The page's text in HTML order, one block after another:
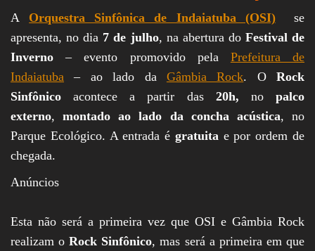
Negócios,
Oportunidades,
A Orquestra Sinfônica de Indaiatuba (OSI)
se
apresenta, no dia 7 de julho, na abertura do Festival de
Inverno – evento promovido pela Prefeitura de
Indaiatuba – ao lado da Gâmbia Rock. O Rock
Sinfônico acontece a partir das20h, nopalco
externo, montado ao lado da concha acústica, no
Parque Ecológico. A entrada é gratuita e por ordem de
chegada.
Anúncios
Esta não será a primeira vez que OSI e Gâmbia Rock
realizam oRock Sinfônico, mas será a primeira em que